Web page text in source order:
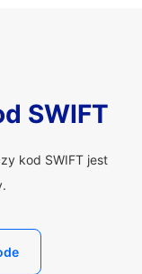
SWIFT
kod SWIFT jest